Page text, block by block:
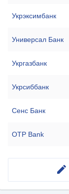
Укрэксимбанк
Универсал Банк
Укргазбанк
Укрсиббанк
Сенс Банк
OTP Bank